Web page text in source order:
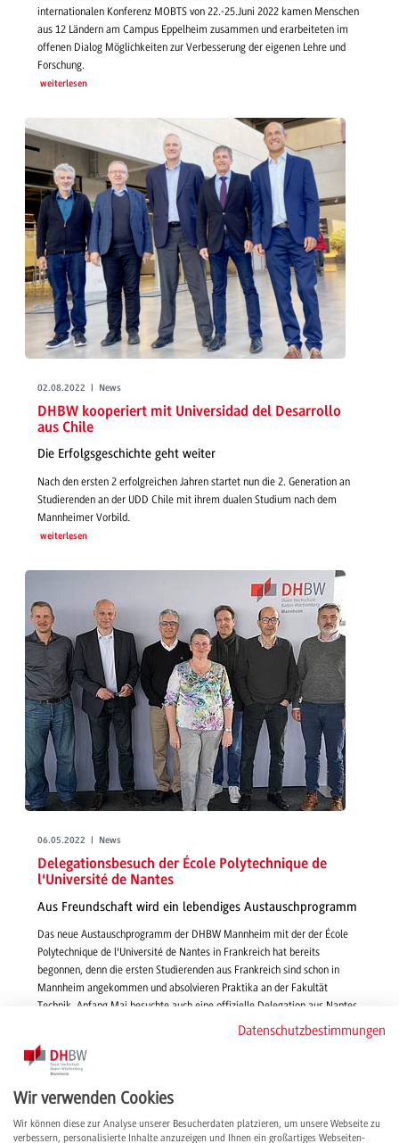
internationalen Konferenz MOBTS von 22.-25.Juni 2022 kamen Menschen
aus 12 Ländern am Campus Eppelheim zusammen und erarbeiteten im
offenen Dialog Möglichkeiten zur Verbesserung der eigenen Lehre und
Forschung.
weiterlesen
02.08.2022 | News
DHBW kooperiert mit Universidad del Desarrollo
aus Chile
Die Erfolgsgeschichte geht weiter
Nach den ersten 2 erfolgreichen Jahren startet nun die 2. Generation an
Studierenden an der UDD Chile mit ihrem dualen Studium nach dem
Mannheimer Vorbild.
weiterlesen
06.05.2022 | News
Delegationsbesuch der École Polytechnique de
l'Université de Nantes
Aus Freundschaft wird ein lebendiges Austauschprogramm
Das neue Austauschprogramm der DHBW Mannheim mit der der École
Polytechnique de l'Université de Nantes in Frankreich hat bereits
begonnen, denn die ersten Studierenden aus Frankreich sind schon in
Mannheim angekommen und absolvieren Praktika an der Fakultät
Technik. Anfang Mai besuchte auch eine offizielle Delegation aus Nantes
die DHBW, um die Fakultät Technik vor Ort kennenzulernen sowie
weiterlesen
Datenschutzbestimmungen
Wir verwenden Cookies
Wir können diese zur Analyse unserer Besucherdaten platzieren, um unsere Webseite zu
verbessern, personalisierte Inhalte anzuzeigen und Ihnen ein großartiges Webseiten-